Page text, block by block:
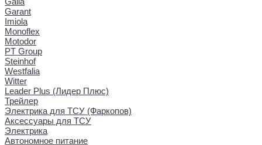
Garant
Imiola
Monoflex
Motodor
PT Group
Steinhof
Westfalia
Witter
Leader Plus (Лидер Плюс)
Трейлер
Электрика для ТСУ (Фаркопов)
Аксессуары для ТСУ
Электрика
Автономное питание